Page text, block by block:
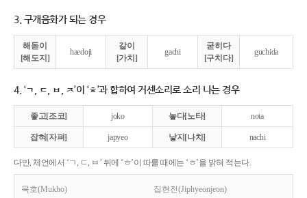
3. 구개음화가 되는 경우
해돋이
[해도지]
haedoji
같이
[가치]
gachi
굳히다
[구치다]
guchida
4. ‘ㄱ, ㄷ, ㅂ, ㅈ’이 ‘ㅎ’과 합하여 거센소리로 소리 나는 경우
좋고[조코] joko 놓다[노타] nota
잡혀[자펴] japyeo 낳지[나치] nachi
다만, 체언에서 ‘ㄱ, ㄷ, ㅂ’ 뒤에 ‘ㅎ’이 따를 때에는 ‘ㅎ’을 밝혀 적는다.
묵호(Mukho) 집현전(Jiphyeonjeon)